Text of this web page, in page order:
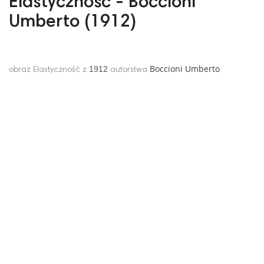
Umberto (1912)
obraz Elastyczność z 1912 autorstwa Boccioni Umberto